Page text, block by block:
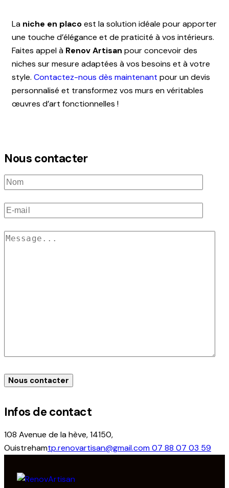
La niche en placoest la solution idéale pour apporter
une touche d’élégance et de praticité à vos intérieurs.
Faites appel à Renov Artisan pour concevoir des
niches sur mesure adaptées à vos besoins et à votre
style. Contactez-nous dès maintenant pour un devis
personnalisé et transformez vos murs en véritables
œuvres d’art fonctionnelles !
Nous contacter
Infos de contact
108 Avenue de la hève, 14150,
Ouistrehamtp.renovartisan@gmail.com07 88 07 03 59